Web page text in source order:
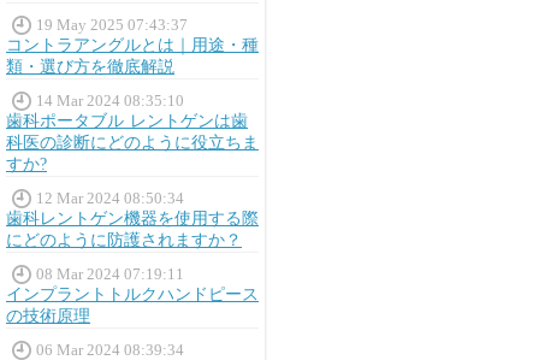
19 May 2025 07:43:37
コントラアングルとは｜用途・種
類・選び方を徹底解説
14 Mar 2024 08:35:10
歯科ポータブル レントゲンは歯
科医の診断にどのように役立ちま
すか?
12 Mar 2024 08:50:34
歯科レントゲン機器を使用する際
にどのように防護されますか？
08 Mar 2024 07:19:11
インプラントトルクハンドピース
の技術原理
06 Mar 2024 08:39:34